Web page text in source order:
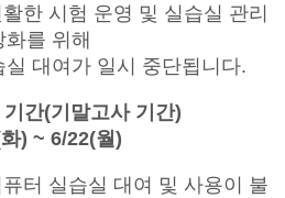
한 시험 운영 및 실습실 관리
화를 위해
대여가 일시 중단됩니다.
간(기말고사 기간)
) ~ 6/22(월)
터 실습실 대여 및 사용이 불